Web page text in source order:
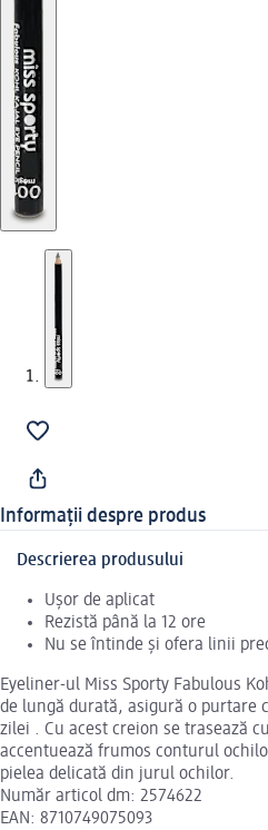
Informații despre produs
Descrierea produsului
Ușor de aplicat
Rezistă până la 12 ore
Nu se întinde și ofera linii
Eyeliner-ul Miss Sporty Fabulous
de lungă durată, asigură o purtare
zilei . Cu acest creion se trasează
accentuează frumos conturul
pielea delicată din jurul ochilor.
Număr articol dm: 2574622
EAN: 8710749075093